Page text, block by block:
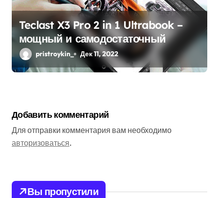
Teclast X3 Pro 2 in 1 Ultrabook –
мощный и самодостаточный
pristroykin_ Дек 11, 2022
Добавить комментарий
Для отправки комментария вам необходимо
авторизоваться.
Вы пропустили